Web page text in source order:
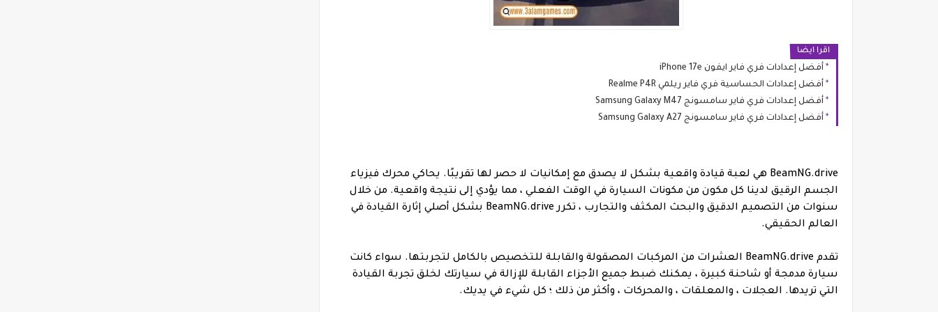
اقرا ايضا
أفضل إعدادات فري فاير ايفون iPhone 17e
أفضل إعدادات الحساسية فري فاير ريلمي Realme P4R
أفضل إعدادات فري فاير سامسونج Samsung Galaxy M47
أفضل إعدادات فري فاير سامسونج Samsung Galaxy A27
BeamNG.drive هي لعبة قيادة واقعية بشكل لا يصدق مع إمكانيات لا حصر لها تقريبًا. يحاكي محرك فيزياء
الجسم الرقيق لدينا كل مكون من مكونات السيارة في الوقت الفعلي ، مما يؤدي إلى نتيجة واقعية. من خلال
سنوات من التصميم الدقيق والبحث المكثف والتجارب ، تكرر BeamNG.drive بشكل أصلي إثارة القيادة في
العالم الحقيقي.
تقدم BeamNG.drive العشرات من المركبات المصقولة والقابلة للتخصيص بالكامل لتجربتها. سواء كانت
سيارة مدمجة أو شاحنة كبيرة ، يمكنك ضبط جميع الأجزاء القابلة للإزالة في سيارتك لخلق تجربة القيادة
التي تريدها. العجلات ، والمعلقات ، والمحركات ، وأكثر من ذلك ؛ كل شيء في يديك.